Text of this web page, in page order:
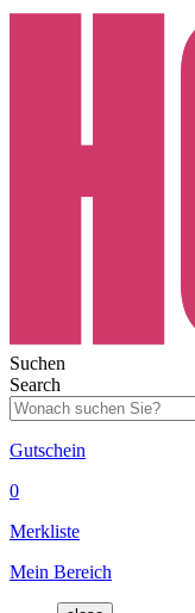
Suchen
Search
Gutschein
0
Merkliste
Mein Bereich